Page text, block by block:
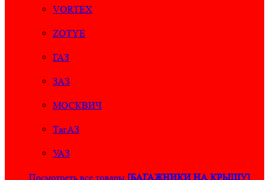
VORTEX
ZOTYE
ГАЗ
ЗАЗ
МОСКВИЧ
ТагАЗ
УАЗ
Посмотреть все товары [БАГАЖНИКИ НА КРЫШУ]